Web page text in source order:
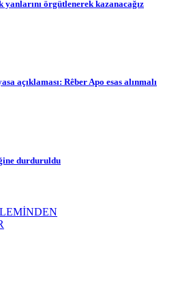
yanlarını örgütlenerek kazanacağız
açıklaması: Rêber Apo esas alınmalı
durduruldu